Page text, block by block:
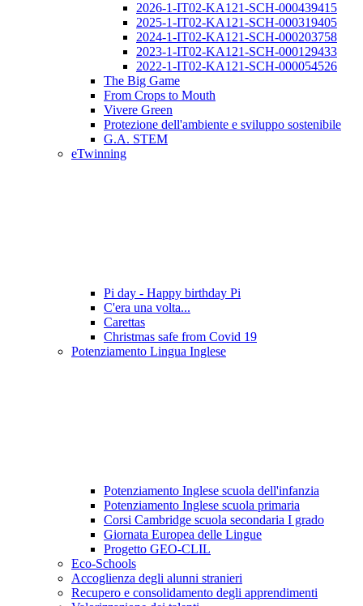
2026-1-IT02-KA121-SCH-000439415
2025-1-IT02-KA121-SCH-000319405
2024-1-IT02-KA121-SCH-000203758
2023-1-IT02-KA121-SCH-000129433
2022-1-IT02-KA121-SCH-000054526
The Big Game
From Crops to Mouth
Vivere Green
Protezione dell'ambiente e sviluppo sostenibile
G.A. STEM
eTwinning
Pi day - Happy birthday Pi
C'era una volta...
Carettas
Christmas safe from Covid 19
Potenziamento Lingua Inglese
Potenziamento Inglese scuola dell'infanzia
Potenziamento Inglese scuola primaria
Corsi Cambridge scuola secondaria I grado
Giornata Europea delle Lingue
Progetto GEO-CLIL
Eco-Schools
Accoglienza degli alunni stranieri
Recupero e consolidamento degli apprendimenti